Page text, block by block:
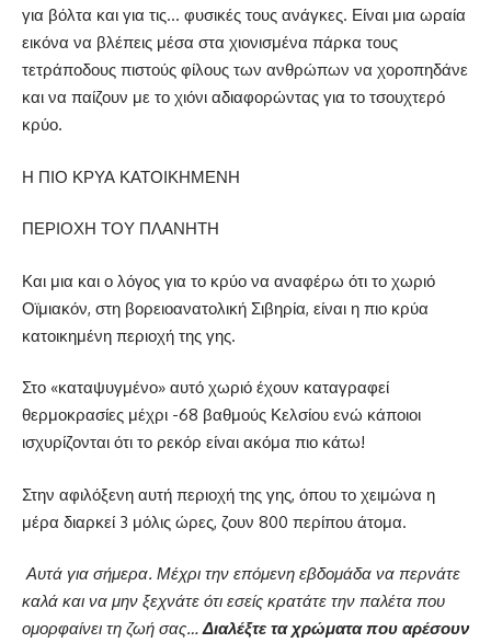
για βόλτα και για τις… φυσικές τους ανάγκες. Είναι μια ωραία
εικόνα να βλέπεις μέσα στα χιονισμένα πάρκα τους
τετράποδους πιστούς φίλους των ανθρώπων να χοροπηδάνε
και να παίζουν με το χιόνι αδιαφορώντας για το τσουχτερό
κρύο.
Η ΠΙΟ ΚΡΥΑ ΚΑΤΟΙΚΗΜΕΝΗ
ΠΕΡΙΟΧΗ ΤΟΥ ΠΛΑΝΗΤΗ
Και μια και ο λόγος για το κρύο να αναφέρω ότι το χωριό
Οϊμιακόν, στη βορειοανατολική Σιβηρία, είναι η πιο κρύα
κατοικημένη περιοχή της γης.
Στο «καταψυγμένο» αυτό χωριό έχουν καταγραφεί
θερμοκρασίες μέχρι -68 βαθμούς Κελσίου ενώ κάποιοι
ισχυρίζονται ότι το ρεκόρ είναι ακόμα πιο κάτω!
Στην αφιλόξενη αυτή περιοχή της γης, όπου το χειμώνα η
μέρα διαρκεί 3 μόλις ώρες, ζουν 800 περίπου άτομα.
Αυτά για σήμερα. Μέχρι την επόμενη εβδομάδα να περνάτε
καλά και να μην ξεχνάτε ότι εσείς κρατάτε την παλέτα που
ομορφαίνει τη ζωή σας…Διαλέξτε τα χρώματα που αρέσουν